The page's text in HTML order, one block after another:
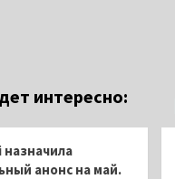
интересно:
назначила
анонс на май.